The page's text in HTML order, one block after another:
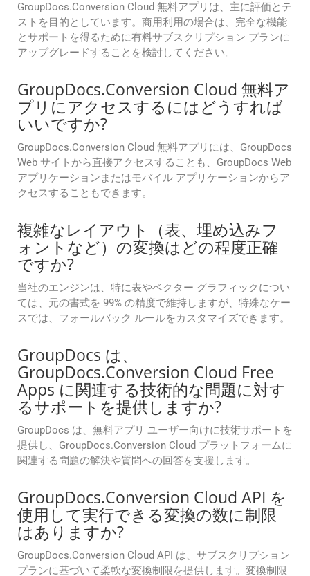
GroupDocs.Conversion Cloud 無料アプリは、主に評価とテ
ストを目的としています。商用利用の場合は、完全な機能
とサポートを得るために有料サブスクリプション プランに
アップグレードすることを検討してください。
GroupDocs.Conversion Cloud 無料ア
プリにアクセスするにはどうすれば
いいですか?
GroupDocs.Conversion Cloud 無料アプリには、GroupDocs
Web サイトから直接アクセスすることも、GroupDocs Web
アプリケーションまたはモバイル アプリケーションからア
クセスすることもできます。
複雑なレイアウト（表、埋め込みフ
ォントなど）の変換はどの程度正確
ですか?
当社のエンジンは、特に表やベクター グラフィックについ
ては、元の書式を 99% の精度で維持しますが、特殊なケー
スでは、フォールバック ルールをカスタマイズできます。
GroupDocs は、
GroupDocs.Conversion Cloud Free
Apps に関連する技術的な問題に対す
るサポートを提供しますか?
GroupDocs は、無料アプリ ユーザー向けに技術サポートを
提供し、GroupDocs.Conversion Cloud プラットフォームに
関連する問題の解決や質問への回答を支援します。
GroupDocs.Conversion Cloud API を
使用して実行できる変換の数に制限
はありますか?
GroupDocs.Conversion Cloud API は、サブスクリプション
プランに基づいて柔軟な変換制限を提供します。変換制限